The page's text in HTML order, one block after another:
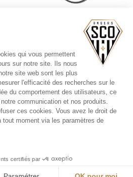
qui vous permettent
sur notre site. Ils nous
site web sont les plus
l'efficacité des recherches sur le
du comportement des utilisateurs, ce
communication et nos produits.
ces cookies. Vous avez le droit de
tout moment via les paramètres de
certifiés par
billetterie
légales
cookies